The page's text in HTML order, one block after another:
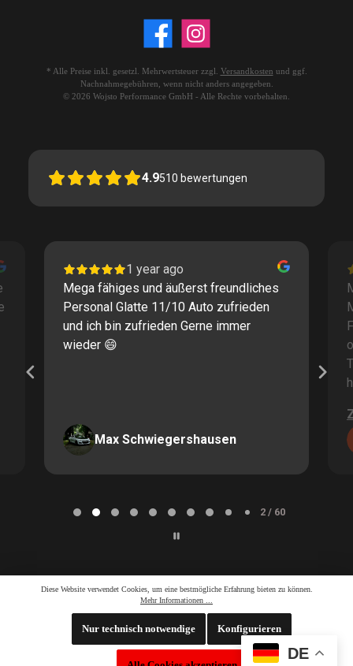
DE
* Alle Preise inkl. gesetzl. Mehrwertsteuer zzgl. Versandkosten und ggf.
Nachnahmegebühren, wenn nicht anders angegeben.
© 2026 Wojsto Performance GmbH - Alle Rechte vorbehalten.
Whatsapp LiveChat
Diese Website verwendet Cookies, um eine bestmögliche Erfahrung bieten zu können.
Mehr Informationen ...
Nur technisch notwendige Konfigurieren
4.9510 bewertungen
1 year ago
Mega fähiges und äußerst freundliches
Personal Glatte 11/10 Auto zufrieden
und ich bin zufrieden Gerne immer
wieder 😄
Max Schwiegershausen
2 / 60